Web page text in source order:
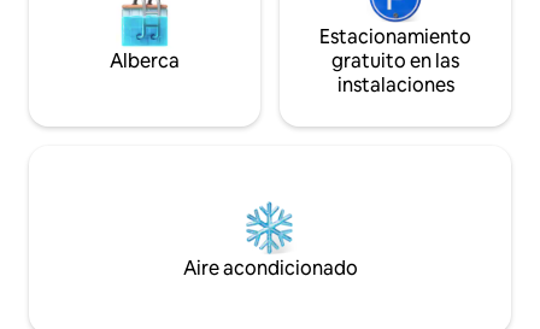
Alberca
Estacionamiento
gratuito en las
instalaciones
Aire acondicionado